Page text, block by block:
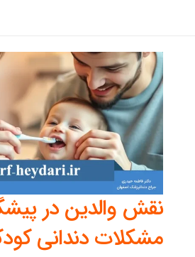
نقش والدین در
مشکلات دندانی